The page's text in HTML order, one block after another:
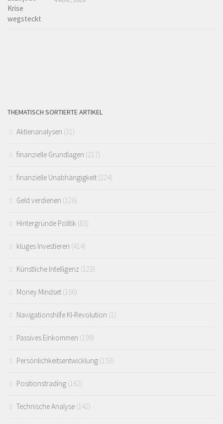
THEMATISCH SORTIERTE ARTIKEL
Aktienanalysen (31)
finanzielle Grundlagen (217)
finanzielle Unabhängigkeit (224)
Geld verdienen (126)
Hintergründe Politik (83)
kluges Investieren (414)
Künstliche Intelligenz (123)
Money Mindset (166)
Navigationshilfe KI-Revolution (1)
Passives Einkommen (199)
Persönlichkeitsentwicklung (153)
Positionstrading (162)
Technische Analyse (142)